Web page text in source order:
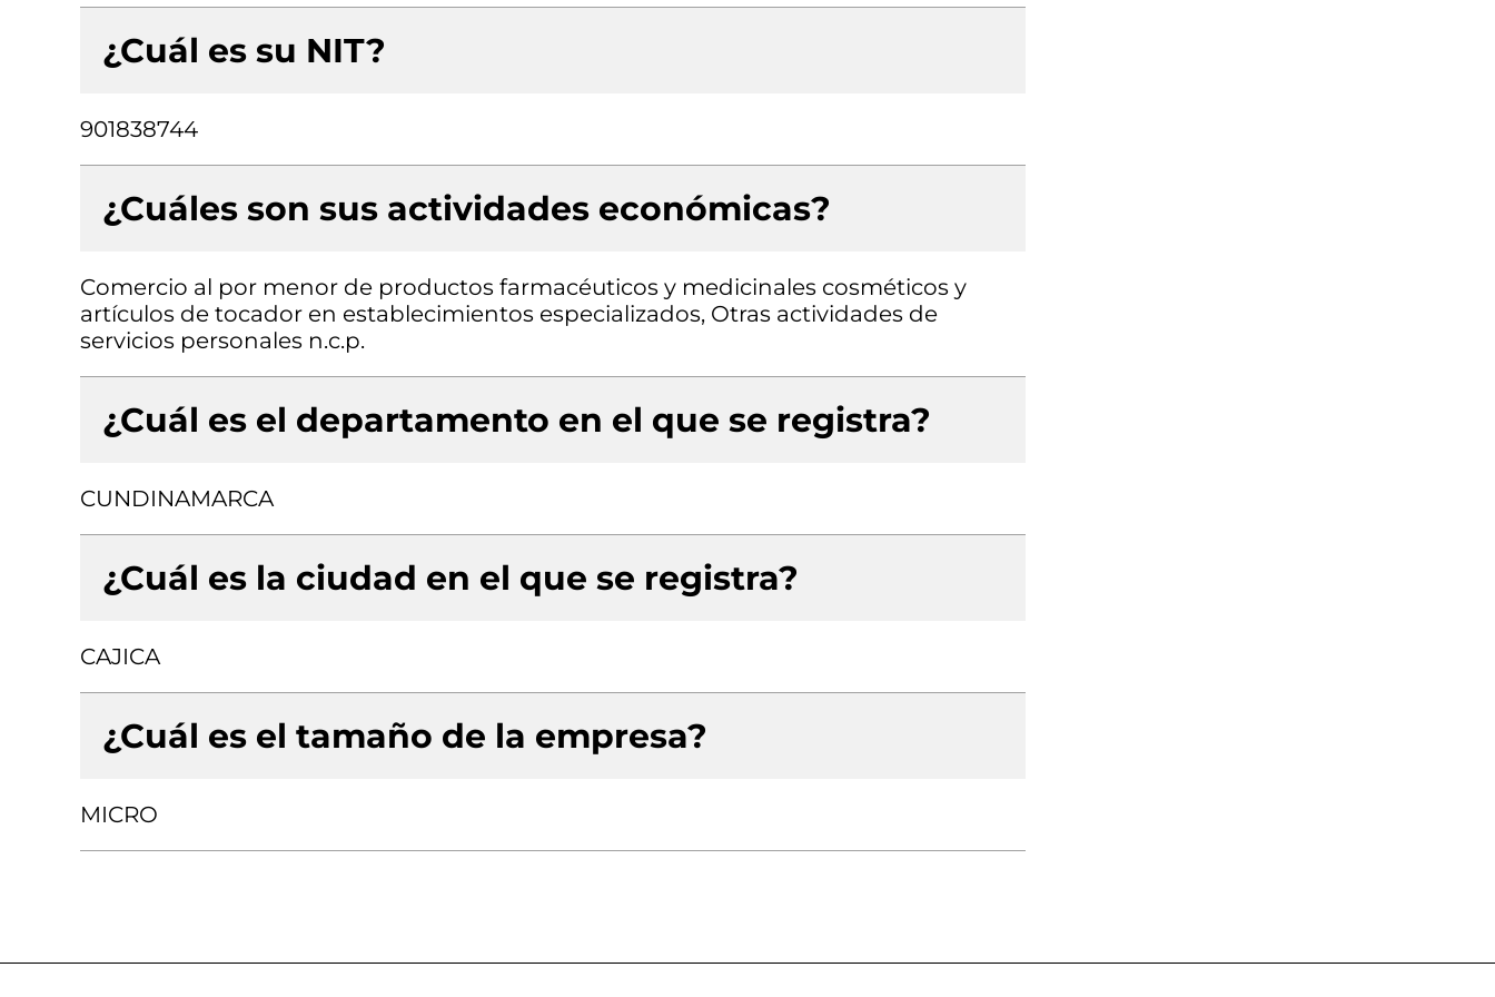
¿Cuál es su NIT?
901838744
¿Cuáles son sus actividades económicas?
Comercio al por menor de productos farmacéuticos y medicinales cosméticos y
artículos de tocador en establecimientos especializados, Otras actividades de
servicios personales n.c.p.
¿Cuál es el departamento en el que se registra?
CUNDINAMARCA
¿Cuál es la ciudad en el que se registra?
CAJICA
¿Cuál es el tamaño de la empresa?
MICRO